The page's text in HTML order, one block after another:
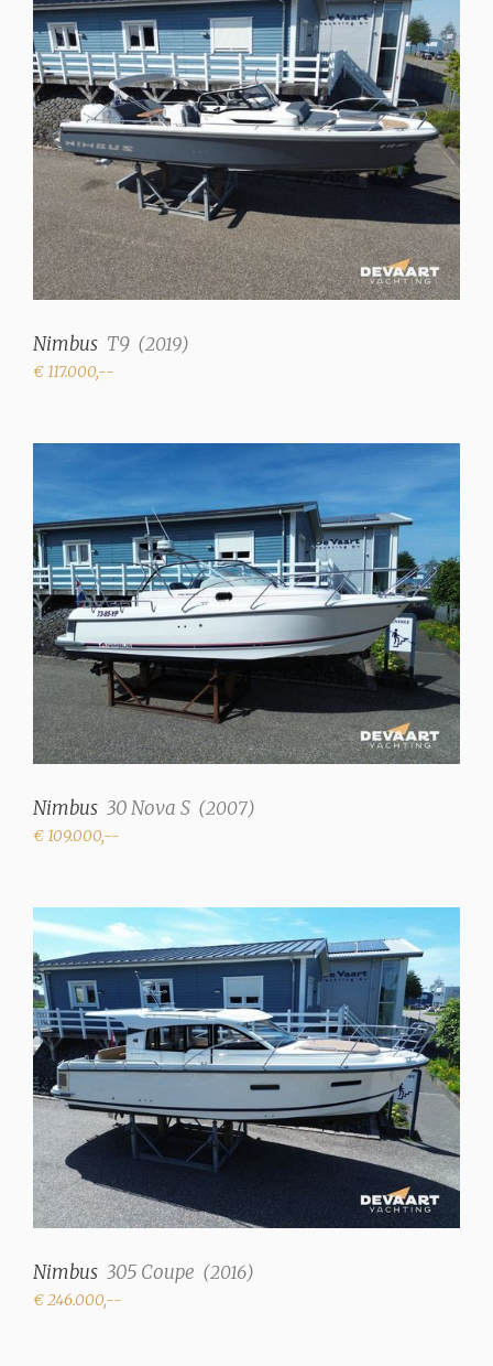
Nimbus T9 (2019)
€ 117.000,--
Nimbus 30 Nova S (2007)
€ 109.000,--
Nimbus 305 Coupe (2016)
€ 246.000,--